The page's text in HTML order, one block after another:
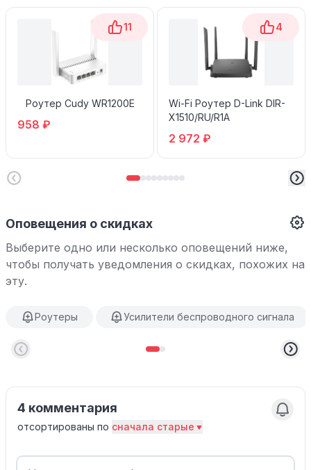
11
Роутер Cudy WR1200E
958 ₽
4
Wi-Fi Роутер D-Link DIR-
X1510/RU/R1A
2 972 ₽
Оповещения о скидках
Выберите одно или несколько оповещений ниже,
чтобы получать уведомления о скидках, похожих на
эту.
Роутеры Усилители беспроводного сигнала
4 комментария
отсортированы по сначала старые